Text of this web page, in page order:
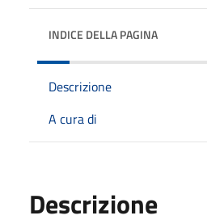
INDICE DELLA PAGINA
Descrizione
A cura di
Descrizione